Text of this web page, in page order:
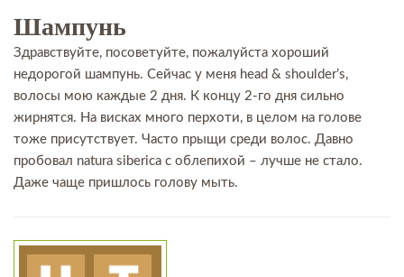
Шампунь
Здравствуйте, посоветуйте, пожалуйста хороший
недорогой шампунь. Сейчас у меня head & shoulder’s,
волосы мою каждые 2 дня. К концу 2-го дня сильно
жирнятся. На висках много перхоти, в целом на голове
тоже присутствует. Часто прыщи среди волос. Давно
пробовал natura siberica с облепихой – лучше не стало.
Даже чаще пришлось голову мыть.